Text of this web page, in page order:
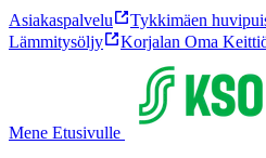
Asiakaspalvelu Tykkimäen
Lämmitysöljy
Korjalan Oma
Mene Etusivulle